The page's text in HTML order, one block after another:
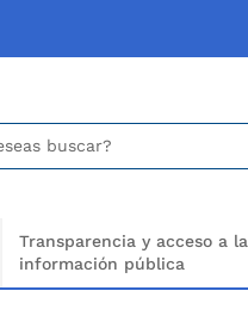
Transparencia y acceso a la
información pública